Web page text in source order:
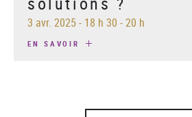
3 avr. 2025- 18 h 30 - 20 h
EN SAVOIR